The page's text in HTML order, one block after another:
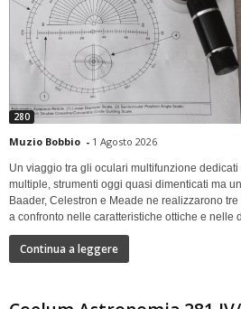
280
Muzio Bobbio - 1 Agosto 2026
Un viaggio tra gli oculari multifunzione
multiple, strumenti oggi quasi dimenticati ma
Baader, Celestron e Meade ne realizzarono
a confronto nelle caratteristiche ottiche e nelle
Continua a leggere